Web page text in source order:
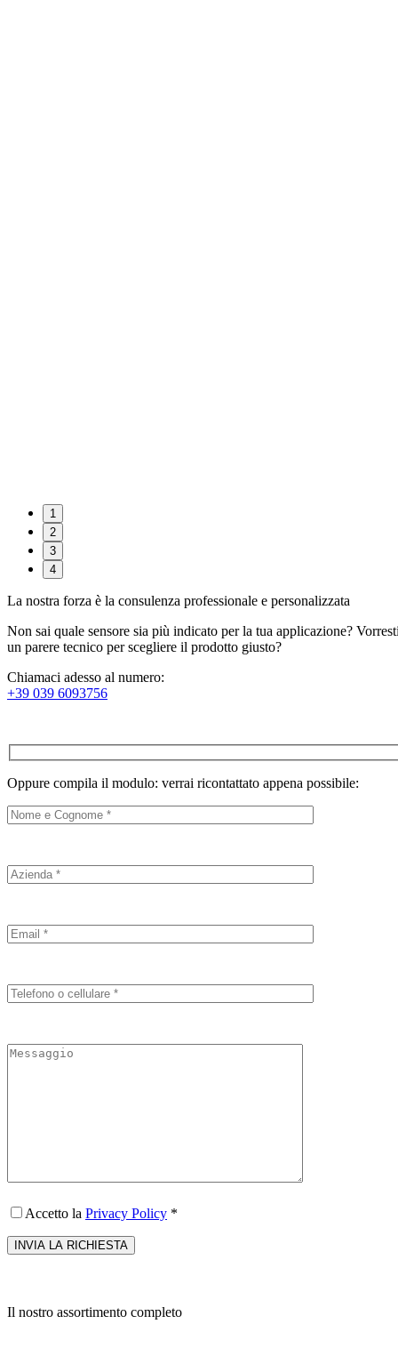
1
2
3
4
La nostra forza è la consulenza professionale e personalizzata
Non sai quale sensore sia più indicato per la tua applicazione?
un parere tecnico per scegliere il prodotto giusto?
Chiamaci adesso al numero:
+39 039 6093756
Oppure compila il modulo: verrai ricontattato appena possibile:
Accetto la Privacy Policy *
Il nostro assortimento completo